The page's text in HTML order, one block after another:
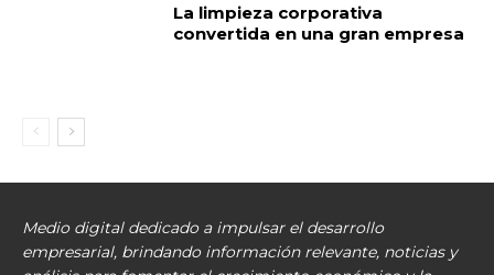
La limpieza corporativa
convertida en una gran empresa
Medio digital dedicado a impulsar el desarrollo
empresarial, brindando información relevante, noticias y